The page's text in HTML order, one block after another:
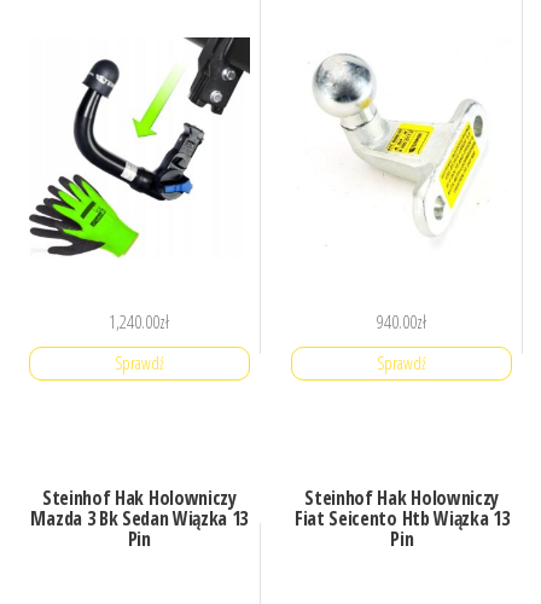
1,240.00zł
Sprawdź
940.00zł
Sprawdź
Steinhof Hak Holowniczy
Mazda 3 Bk Sedan Wiązka 13
Pin
Steinhof Hak Holowniczy
Fiat Seicento Htb Wiązka 13
Pin